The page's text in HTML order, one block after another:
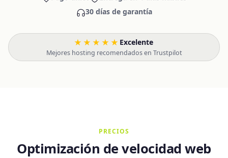
30 días de garantía
★★★★★ Excelente·
Mejores hosting recomendados en Trustpilot
PRECIOS
Optimización de velocidad web